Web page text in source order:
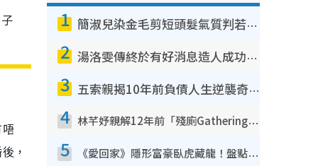
，
1 簡淑兒染金毛剪短頭髮氣質判若兩人！嚇壞老公麥大力都認唔出：「你做咩事？」
2 湯洛雯傳終於有好消息造人成功！兩大細節曝孕味極濃惹猜測：大肚婆先會咁！
3 五索親揭10年前負債人生逆襲奇蹟！全靠去一地方轉運後即遇上馬先生
4 林芊妤親解12年前「殘廁Gathering」真相！高層解約一句話重創尊嚴至今拒返TVB
5 《愛回家》隱形富豪臥虎藏龍！盤點12位財氣逼人的有錢藝人：呢位靚女3億身家唔憂做